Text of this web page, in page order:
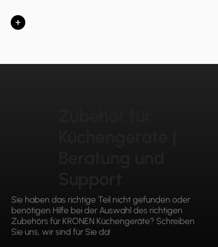
+
Sie haben das richtige Teil nicht gefunden oder
benötigen Hilfe bei der Auswahl des richtigen
Zubehörs für KRONEN Küchengeräte? Schreiben
Sie uns, wir sind für Sie da!